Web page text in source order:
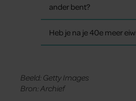
ander bent?
Heb je na je 40e meer
Beeld: Getty Images
Bron: Archief